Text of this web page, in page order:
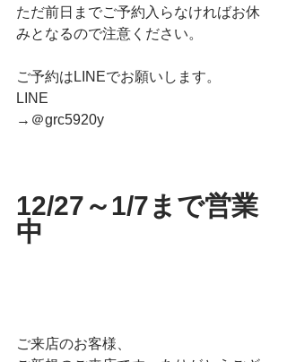
ただ前日までご予約入らなければお休
みとなるので注意ください。
ご予約はLINEでお願いします。
LINE
→＠grc5920y
12/27～1/7まで営業
中
ご来店のお客様、